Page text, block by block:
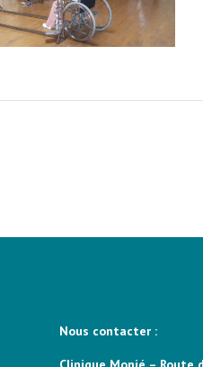
Nous contacter :